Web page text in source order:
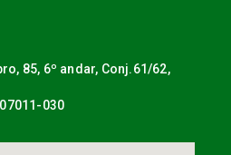
85, 6º andar, Conj.61/62,
030